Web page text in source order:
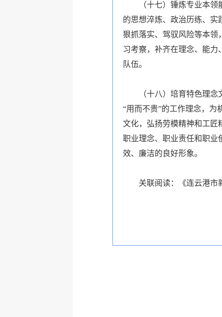
（十七）锤炼专业本
的思想淬炼、政治历练、实
狠抓落实、驾驭风险等本领
习考察，补齐在理念、能力
队伍。
（十八）培育特色理
“用而不贵”的工作理念，为
文化，弘扬劳模精神和工匠
职业理念、职业责任和职业
效、廉洁的良好形象。
关联阅读： 《连云港